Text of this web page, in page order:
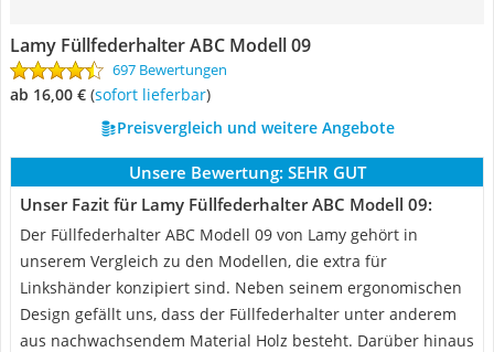
Lamy Füllfederhalter ABC Modell 09
697 Bewertungen
ab 16,00 € ( Sofort lieferbar)
Preisvergleich und weitere Angebote
Unsere Bewertung: SEHR GUT
Unser Fazit für Lamy Füllfederhalter ABC Modell 09:
Der Füllfederhalter ABC Modell 09 von Lamy gehört in
unserem Vergleich zu den Modellen, die extra für
Linkshänder konzipiert sind. Neben seinem ergonomischen
Design gefällt uns, dass der Füllfederhalter unter anderem
aus nachwachsendem Material Holz besteht. Darüber hinaus